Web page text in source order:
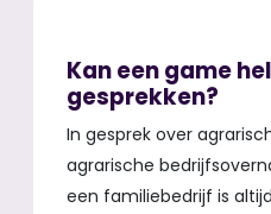
Kan een game
gesprekken?
In gesprek over
agrarische
een familiebedrijf is